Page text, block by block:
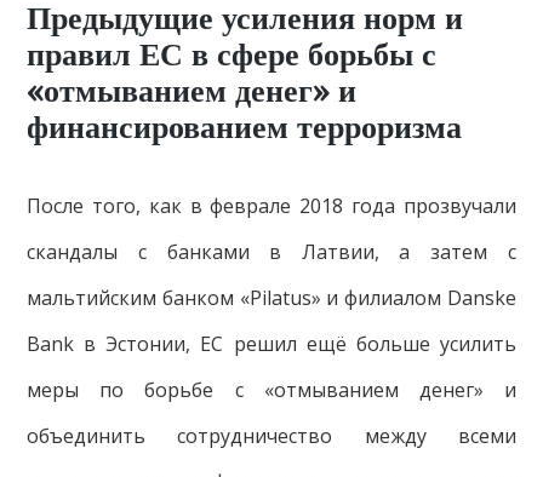
Предыдущие усиления норм и
правил ЕС в сфере борьбы с
«отмыванием денег» и
финансированием терроризма
После того, как в феврале 2018 года прозвучали
скандалы с банками в Латвии, а затем с
мальтийским банком «Pilatus» и филиалом Danske
Bank в Эстонии, ЕС решил ещё больше усилить
меры по борьбе с «отмыванием денег» и
объединить сотрудничество между всеми